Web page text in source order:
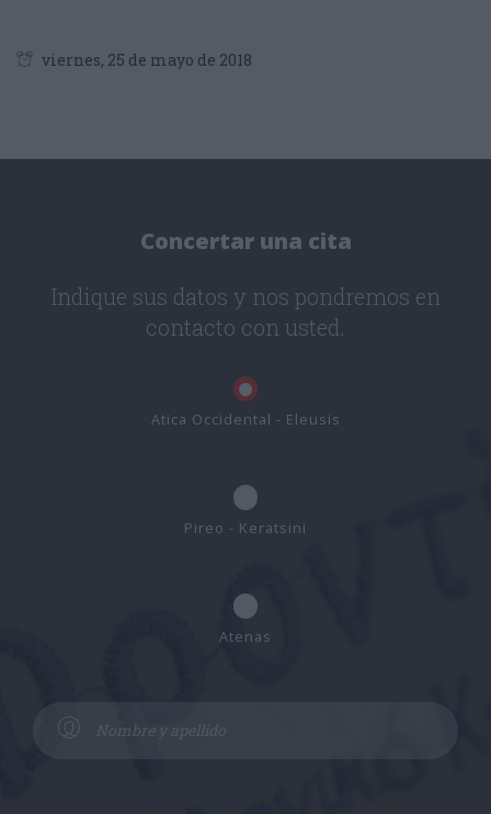
viernes, 25 de mayo de 2018
Concertar una cita
Indique sus datos y nos pondremos en
contacto con usted.
Atica Occidental - Eleusis
Pireo - Keratsini
Atenas